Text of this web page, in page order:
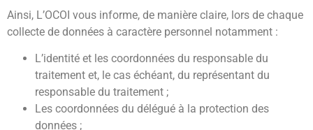
Ainsi, L’OCOI vous informe, de manière claire, lors de chaque
collecte de données à caractère personnel notamment :
L’identité et les coordonnées du responsable du
traitement et, le cas échéant, du représentant du
responsable du traitement ;
Les coordonnées du délégué à la protection des
données ;